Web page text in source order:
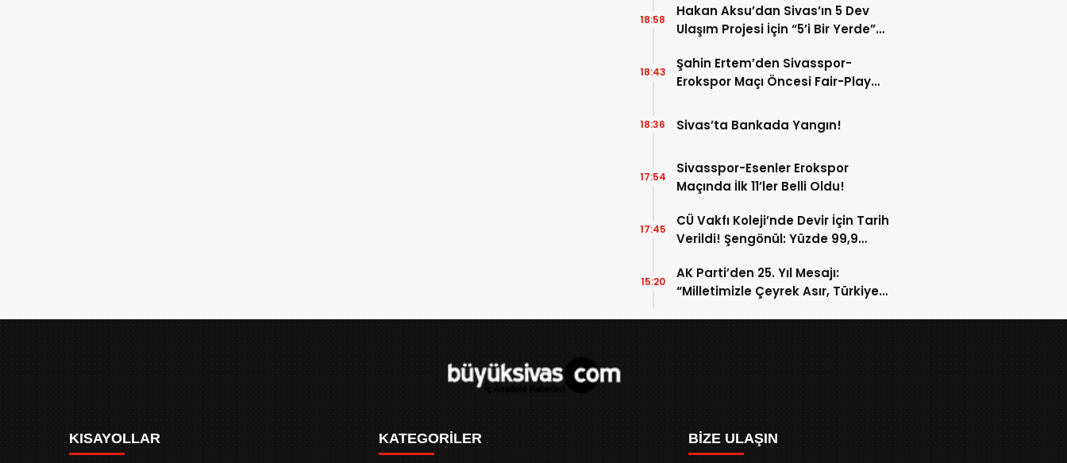
Hakan Aksu’dan Sivas’ın 5 Dev
Ulaşım Projesi İçin “5’i Bir Yerde”
18:58
Şahin Ertem’den Sivasspor-
Erokspor Maçı Öncesi Fair-Play
18:43
Sivas’ta Bankada Yangın!
18:36
Sivasspor-Esenler Erokspor
Maçında İlk 11’ler Belli Oldu!
17:54
CÜ Vakfı Koleji’nde Devir İçin Tarih
Verildi! Şengönül: Yüzde 99,9
17:45
AK Parti’den 25. Yıl Mesajı:
“Milletimizle Çeyrek Asır, Türkiye
15:20
KISAYOLLAR KATEGORİLER BİZE ULAŞIN